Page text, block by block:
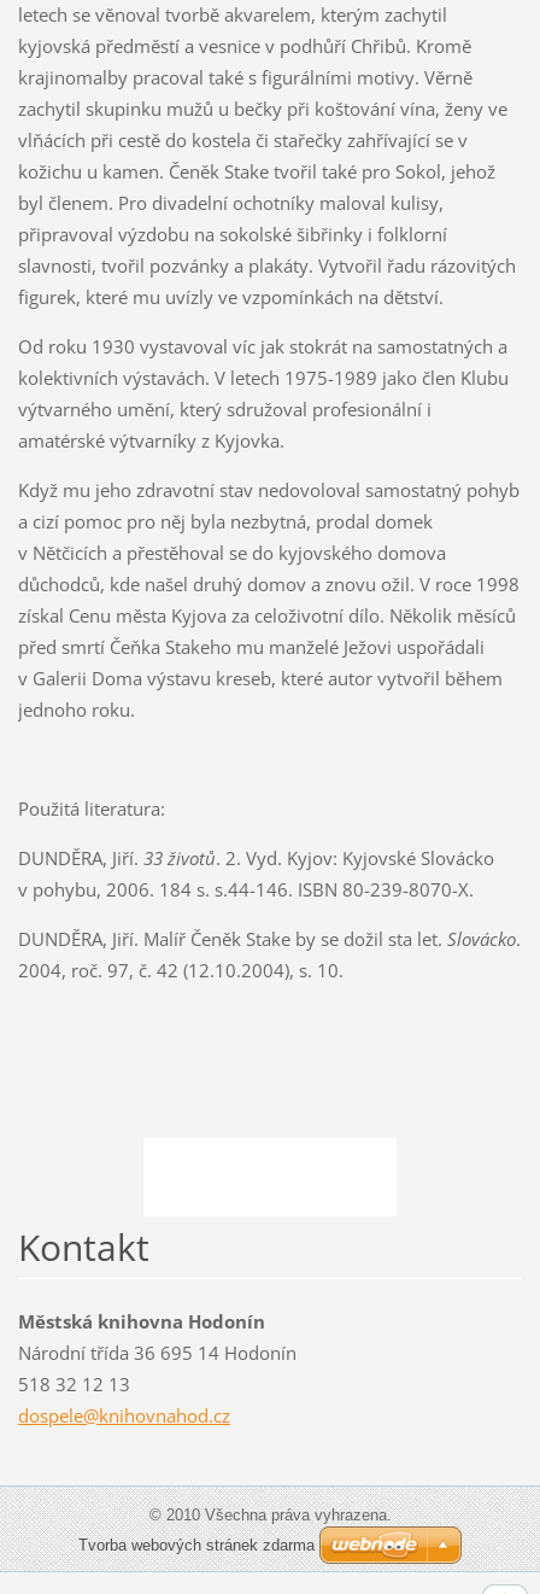
letech se věnoval tvorbě akvarelem, kterým zachytil
kyjovská předměstí a vesnice v podhůří Chřibů. Kromě
krajinomalby pracoval také s figurálními motivy. Věrně
zachytil skupinku mužů u bečky při koštování vína, ženy ve
vlňácích při cestě do kostela či stařečky zahřívající se v
kožichu u kamen. Čeněk Stake tvořil také pro Sokol, jehož
byl členem. Pro divadelní ochotníky maloval kulisy,
připravoval výzdobu na sokolské šibřinky i folklorní
slavnosti, tvořil pozvánky a plakáty. Vytvořil řadu rázovitých
figurek, které mu uvízly ve vzpomínkách na dětství.
Od roku 1930 vystavoval víc jak stokrát na samostatných a
kolektivních výstavách. V letech 1975-1989 jako člen Klubu
výtvarného umění, který sdružoval profesionální i
amatérské výtvarníky z Kyjovka.
Když mu jeho zdravotní stav nedovoloval samostatný pohyb
a cizí pomoc pro něj byla nezbytná, prodal domek
v Nětčicích a přestěhoval se do kyjovského domova
důchodců, kde našel druhý domov a znovu ožil. V roce 1998
získal Cenu města Kyjova za celoživotní dílo. Několik měsíců
před smrtí Čeňka Stakeho mu manželé Ježovi uspořádali
v Galerii Doma výstavu kreseb, které autor vytvořil během
jednoho roku.
Použitá literatura:
DUNDĚRA, Jiří. 33 životů. 2. Vyd. Kyjov: Kyjovské Slovácko
v pohybu, 2006. 184 s. s.44-146. ISBN 80-239-8070-X.
DUNDĚRA, Jiří. Malíř Čeněk Stake by se dožil sta let. Slovácko.
2004, roč. 97, č. 42 (12.10.2004), s. 10.
Kontakt
Městská knihovna Hodonín
Národní třída 36 695 14 Hodonín
518 32 12 13
dospele@knihovnahod.cz
© 2010 Všechna práva vyhrazena.
Tvorba webových stránek zdarma